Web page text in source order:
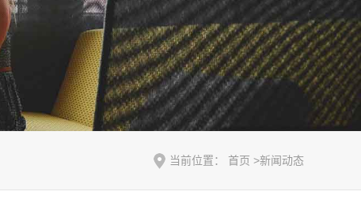
当前位置： 首页 >新闻动态